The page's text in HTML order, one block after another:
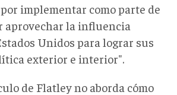
implementar como parte de
aprovechar la influencia
Unidos para lograr sus
exterior e interior".
de Flatley no aborda cómo